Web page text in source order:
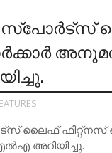
ലൈഫ് ഫിറ്റ്നസ്
അറിയിച്ചു.